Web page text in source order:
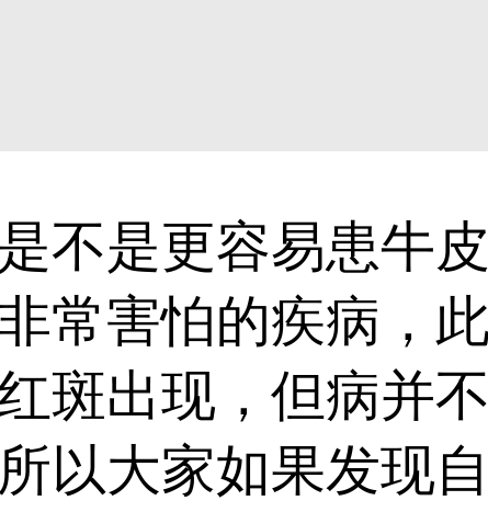
是更容易患牛皮
常害怕的疾病，
斑出现，但病并
以大家如果发现